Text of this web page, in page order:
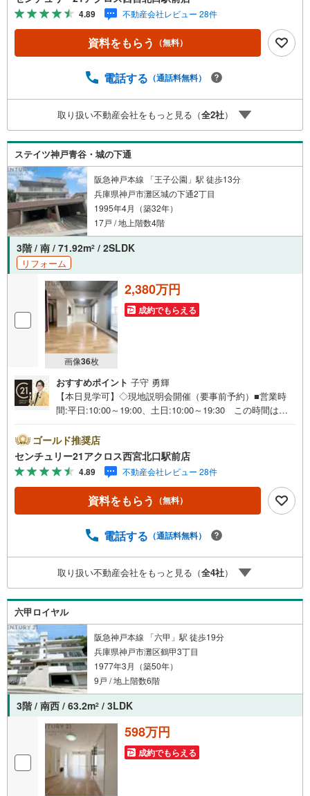
の特徴○■センチュリー21グループで28年連続No.1（1997年
～2024年兵庫地区仲介実績） 西宮・尼崎・伊丹・宝塚に
て8店舗展開中。阪神間での購入や売却は当店にお任せ下さ
い■お客様駐車場、キッズスペースがございます。 8店舗
す。 お子様連れでもご安心ください。■取り扱い物件多数
や、1000万円台の中古マンションを始め多数物件を取り扱
っています。Yahoo！不動産に掲載しきれない物件もご紹
介できます。お気軽にお問合せください。弊社ホームペー
ジへは「C21アクロス」で検索！
4.89 不動産会社レビュー 28件
資料をもらう （無料）
電話する （通話料無料）
取り扱い不動産会社をもっと見る（全2社）
ステイツ神戸青谷・城の下通
阪急神戸本線 「王子公園」駅 徒歩13分
兵庫県神戸市灘区城の下通2丁目
1995年4月（築32年）
17戸 / 地上階数4階
3階 / 南 / 71.92m2 / 2SLDK
リフォーム
画像36枚
2,380万円
成約でもらえる
おすすめポイント 子守 勇輝
【本日見学可】◇現地説明会開催（要事前予約）■営業時
間:平日:10:00～19:00、土日:10:00～19:30 この時間はお
3月キッチン新調、フローリング・クロス全面・CF貼替、
洗濯パン・洗濯水栓・スイッチ・コンセントプレート交
換、畳表替え、襖張替のリフォーム済みです。○センチュリ
ー21アクロスグループの3つの特徴○■センチュリー21グル
ープで28年連続No.1（1997年～2024年兵庫地区仲介実績）
西宮・尼崎・伊丹・宝塚にて8店舗展開中。阪神間での購
ースがございます。 8店舗すべて駅前にございますが、お
さい。■取り扱い物件多数ございます。 地域密着の当店で
は2000万円台の新築戸建や、1000万円台の中古マンション
を始め多数物件を取り扱っています。Yahoo！不動産に掲
載しきれない物件もご紹介できます。お気軽にお問合せく
ださい。
ゴールド推奨店
センチュリー21アクロス西宮北口駅前店
4.89 不動産会社レビュー 28件
資料をもらう （無料）
電話する （通話料無料）
取り扱い不動産会社をもっと見る（全4社）
六甲ロイヤル
阪急神戸本線 「六甲」駅 徒歩19分
兵庫県神戸市灘区鶴甲3丁目
1977年3月（築50年）
9戸 / 地上階数6階
3階 / 南西 / 63.2m2 / 3LDK
598万円
成約でもらえる